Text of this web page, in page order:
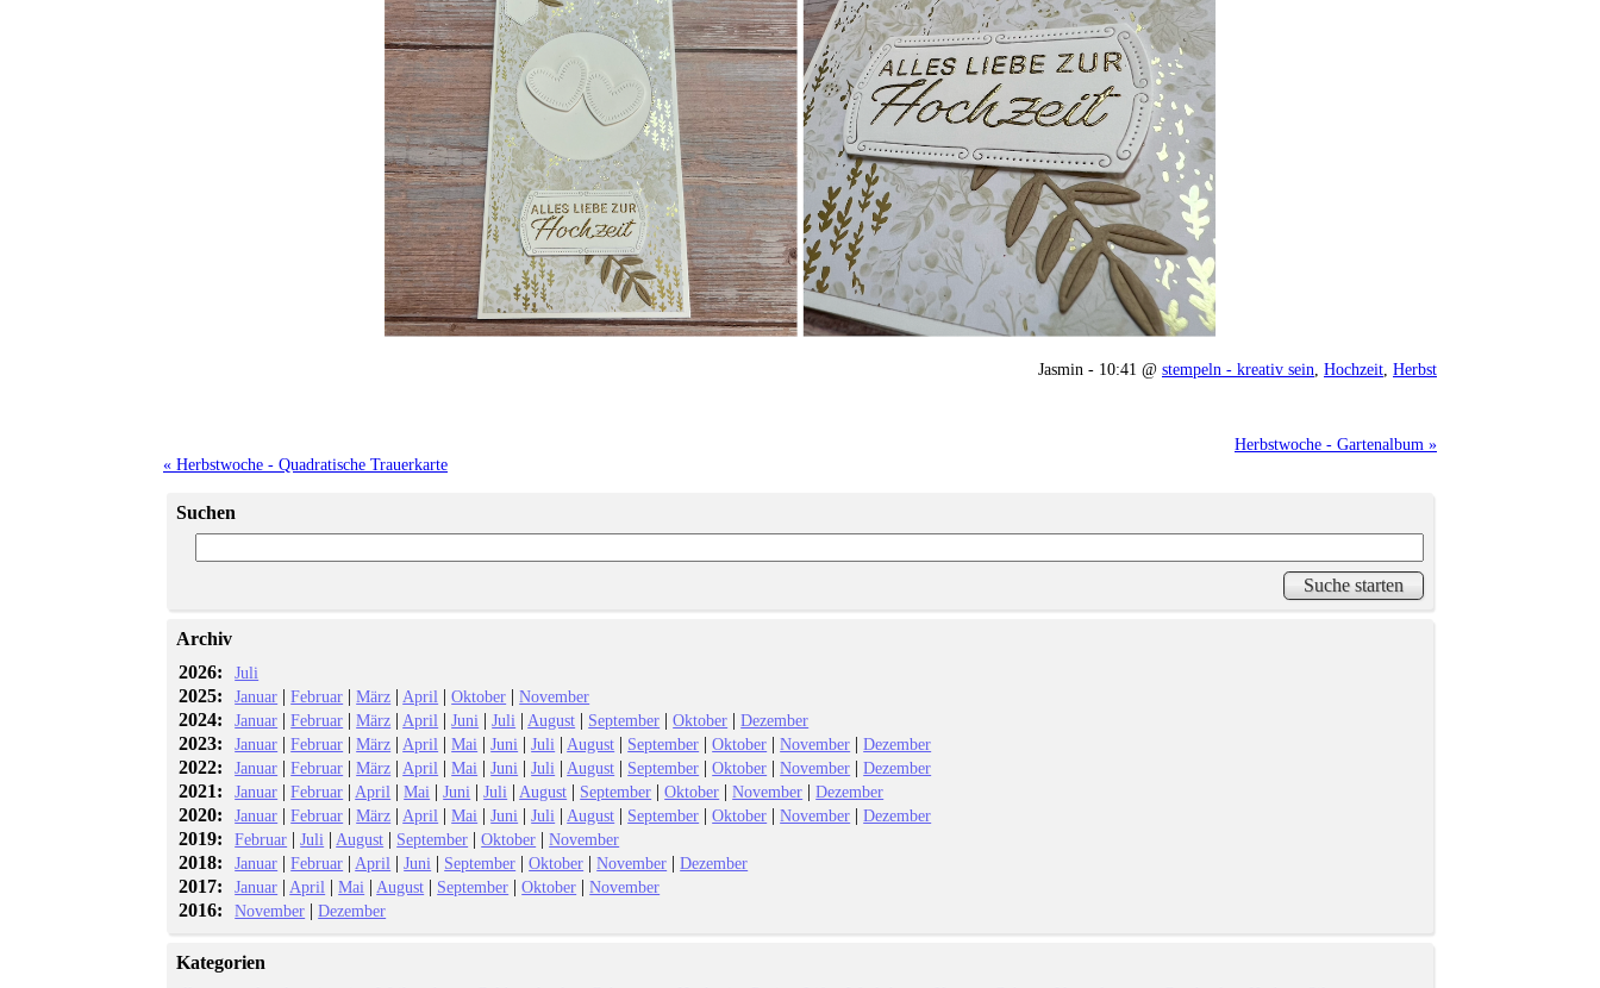
Jasmin - 10:41 @ stempeln - kreativ sein Hochzeit Herbst
Herbstwoche - Gartenalbum »
« Herbstwoche - Quadratische Trauerkarte
Suchen
Archiv
2026:
Juli
2025: Januar |Februar |März | April |Oktober |November
2024: Januar |Februar |März | April |Juni |Juli | August | September |Oktober |Dezember
2023: Januar |Februar |März | April |Mai |Juni |Juli | August | September |Oktober |November |Dezember
2022: Januar |Februar |März | April |Mai |Juni |Juli | August | September |Oktober |November |Dezember
2021: Januar |Februar | April |Mai |Juni |Juli | August | September |Oktober |November |Dezember
2020: Januar |Februar |März | April |Mai |Juni |Juli | August | September |Oktober |November |Dezember
2019: Februar |Juli | August | September |Oktober |November
2018: Januar |Februar | April |Juni | September |Oktober |November |Dezember
2017: Januar | April |Mai | August | September |Oktober |November
2016: November |Dezember
Kategorien